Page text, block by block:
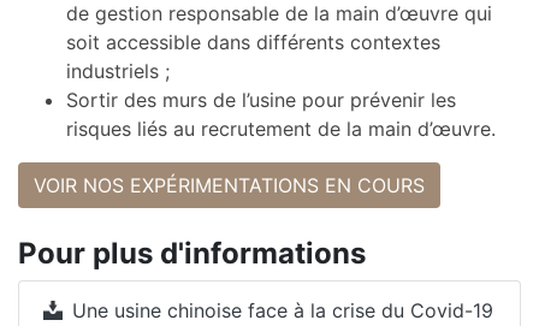
de gestion responsable de la main d’œuvre qui
soit accessible dans différents contextes
industriels ;
Sortir des murs de l’usine pour prévenir les
risques liés au recrutement de la main d’œuvre.
VOIR NOS EXPÉRIMENTATIONS EN COURS
Pour plus d'informations
Une usine chinoise face à la crise du Covid-19